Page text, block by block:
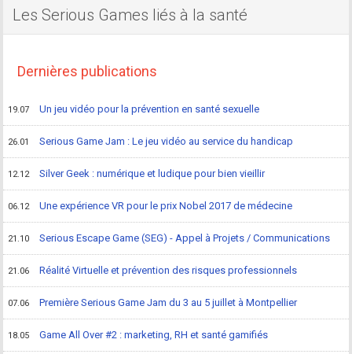
Les Serious Games liés à la santé
Dernières publications
19.07 Un jeu vidéo pour la prévention en santé sexuelle
26.01 Serious Game Jam : Le jeu vidéo au service du handicap
12.12 Silver Geek : numérique et ludique pour bien vieillir
06.12 Une expérience VR pour le prix Nobel 2017 de médecine
21.10 Serious Escape Game (SEG) - Appel à Projets / Communications
21.06 Réalité Virtuelle et prévention des risques professionnels
07.06 Première Serious Game Jam du 3 au 5 juillet à Montpellier
18.05 Game All Over #2 : marketing, RH et santé gamifiés